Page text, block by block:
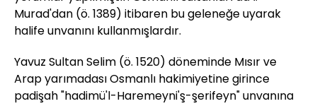
Murad'dan (ö. 1389) itibaren bu geleneğe uyarak
halife unvanını kullanmışlardır.
Yavuz Sultan Selim (ö. 1520) döneminde Mısır ve
Arap yarımadası Osmanlı hakimiyetine girince
padişah "hadimü'l-Haremeyni'ş-şerifeyn" unvanına